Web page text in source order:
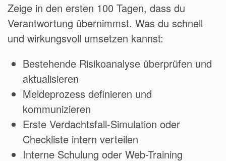
Zeige in den ersten 100 Tagen, dass du
Verantwortung übernimmst. Was du schnell
und wirkungsvoll umsetzen kannst:
Bestehende Risikoanalyse überprüfen und
aktualisieren
Meldeprozess definieren und
kommunizieren
Erste Verdachtsfall-Simulation oder
Checkliste intern verteilen
Interne Schulung oder Web-Training